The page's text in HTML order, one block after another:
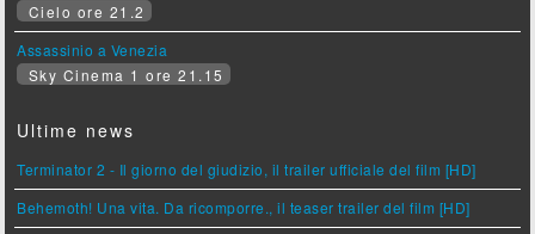
Cielo ore 21.2
Assassinio a Venezia
Sky Cinema 1 ore 21.15
Ultime news
Terminator 2 - Il giorno del giudizio, il trailer ufficiale del film [HD]
Behemoth! Una vita. Da ricomporre., il teaser trailer del film [HD]